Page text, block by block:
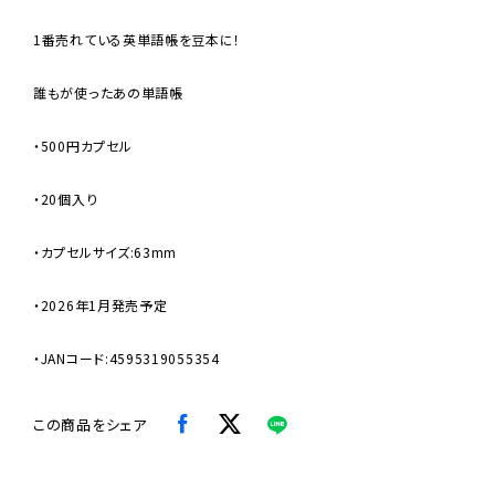
1番売れている英単語帳を豆本に！
誰もが使ったあの単語帳
・500円カプセル
・20個入り
・カプセルサイズ:63mm
・2026年1月発売予定
・JANコード:4595319055354
この商品をシェア